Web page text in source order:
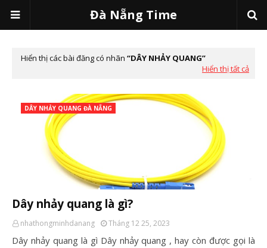
Đà Nẵng Time
Hiển thị các bài đăng có nhãn
DÂY NHẢY QUANG
Hiển thị tất cả
DÂY NHẢY QUANG ĐÀ NẴNG
Dây nhảy quang là gì?
nhathongminhdanang Tháng 12 25, 2023
Dây nhảy quang là gì Dây nhảy quang , hay còn được gọi là